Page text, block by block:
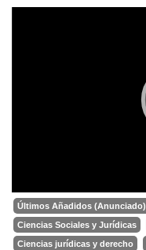
Últimos Añadidos (Anunciado)
Ciencias Sociales y Jurídicas
Ciencias jurídicas y derecho